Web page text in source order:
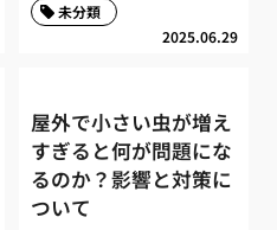
2025.06.29
未分類
屋外で小さい虫が増え
すぎると何が問題にな
るのか？影響と対策に
ついて